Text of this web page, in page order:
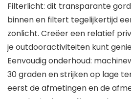
Filterlicht: dit transparante
binnen en filtert tegelijkertijd
zonlicht. Creëer een relatief
je outdooractiviteiten kunt
Eenvoudig onderhoud:
30 graden en strijken op lage
eerst de afmetingen en de